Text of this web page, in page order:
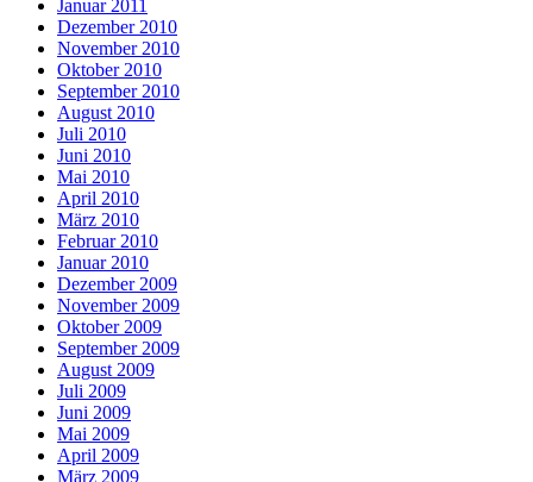
Januar 2011
Dezember 2010
November 2010
Oktober 2010
September 2010
August 2010
Juli 2010
Juni 2010
Mai 2010
April 2010
März 2010
Februar 2010
Januar 2010
Dezember 2009
November 2009
Oktober 2009
September 2009
August 2009
Juli 2009
Juni 2009
Mai 2009
April 2009
März 2009